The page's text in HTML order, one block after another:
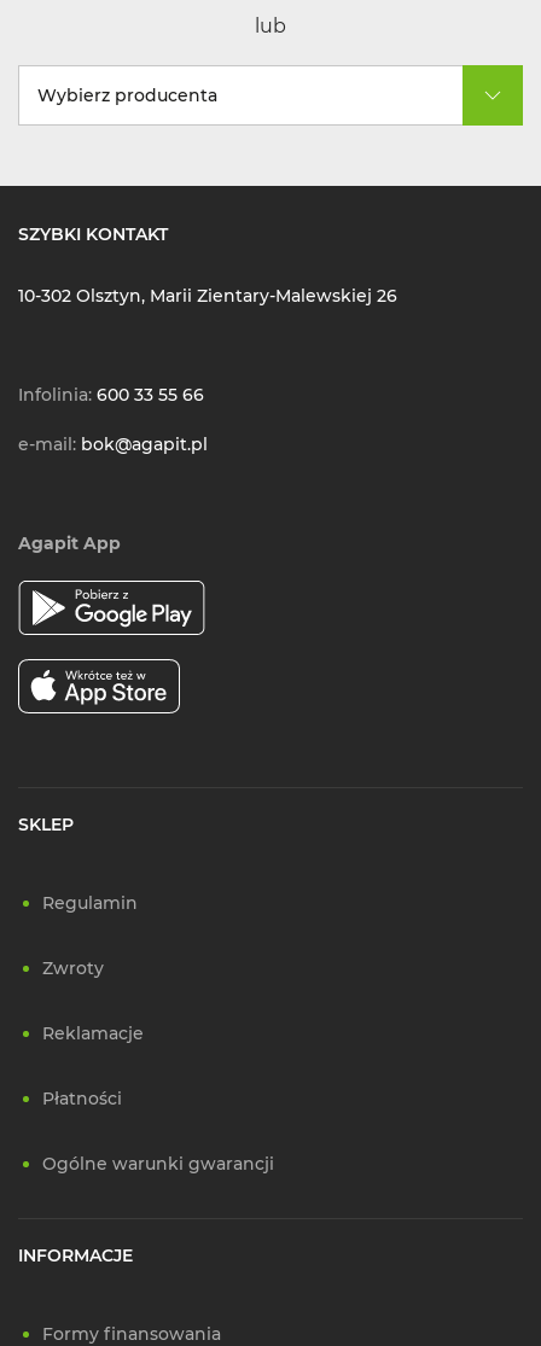
lub
Wybierz producenta
SZYBKI KONTAKT
10-302 Olsztyn, Marii Zientary-Malewskiej 26
Infolinia: 600 33 55 66
e-mail: bok@agapit.pl
Agapit App
SKLEP
Regulamin
Zwroty
Reklamacje
Płatności
Ogólne warunki gwarancji
INFORMACJE
Formy finansowania